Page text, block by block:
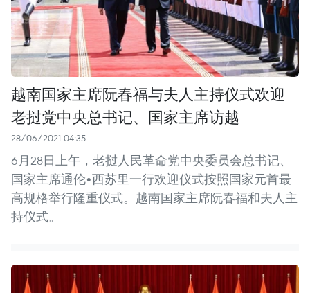
越南国家主席阮春福与夫人主持仪式欢迎
老挝党中央总书记、国家主席访越
28/06/2021 04:35
6月28日上午，老挝人民革命党中央委员会总书记、
国家主席通伦•西苏里一行欢迎仪式按照国家元首最
高规格举行隆重仪式。越南国家主席阮春福和夫人主
持仪式。